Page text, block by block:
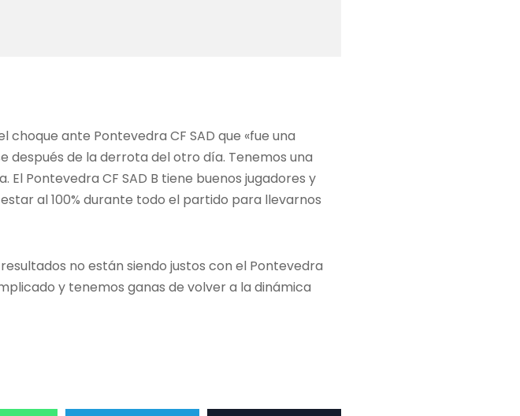
choque ante Pontevedra CF SAD que «fue una
de la derrota del otro día. Tenemos una
Pontevedra CF SAD B tiene buenos jugadores y
al 100% durante todo el partido para llevarnos
no están siendo justos con el Pontevedra
y tenemos ganas de volver a la dinámica